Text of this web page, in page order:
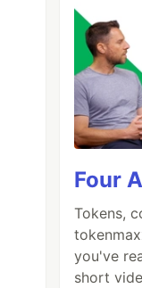
Four
Tokens,
you've
short